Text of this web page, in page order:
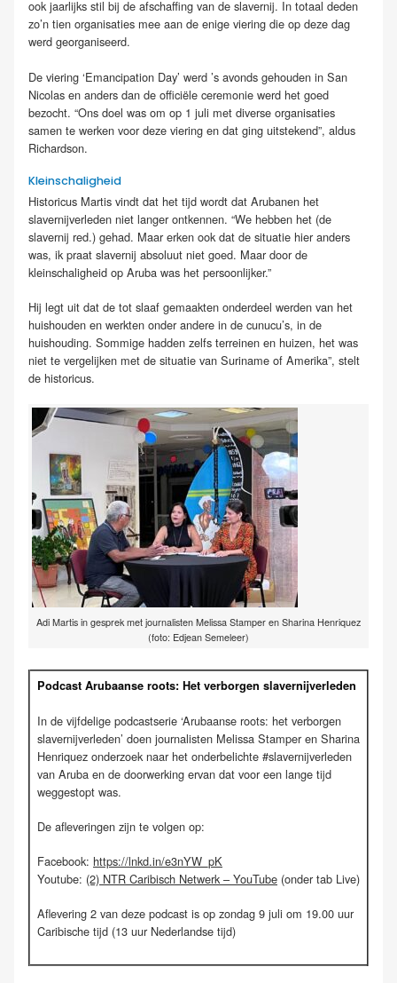
ook jaarlijks stil bij de afschaffing van de slavernij. In totaal deden
zo’n tien organisaties mee aan de enige viering die op deze dag
werd georganiseerd.
De viering ‘Emancipation Day’ werd ’s avonds gehouden in San
Nicolas en anders dan de officiële ceremonie werd het goed
bezocht. “Ons doel was om op 1 juli met diverse organisaties
samen te werken voor deze viering en dat ging uitstekend”, aldus
Richardson.
Kleinschaligheid
Historicus Martis vindt dat het tijd wordt dat Arubanen het
slavernijverleden niet langer ontkennen. “We hebben het (de
slavernij red.) gehad. Maar erken ook dat de situatie hier anders
was, ik praat slavernij absoluut niet goed. Maar door de
kleinschaligheid op Aruba was het persoonlijker.”
Hij legt uit dat de tot slaaf gemaakten onderdeel werden van het
huishouden en werkten onder andere in de cunucu’s, in de
huishouding. Sommige hadden zelfs terreinen en huizen, het was
niet te vergelijken met de situatie van Suriname of Amerika”, stelt
de historicus.
Adi Martis in gesprek met journalisten Melissa Stamper en Sharina Henriquez
(foto: Edjean Semeleer)
Podcast Arubaanse roots: Het verborgen slavernijverleden
In de vijfdelige podcastserie ‘Arubaanse roots: het verborgen
slavernijverleden’ doen journalisten Melissa Stamper en Sharina
Henriquez onderzoek naar het onderbelichte #slavernijverleden
van Aruba en de doorwerking ervan dat voor een lange tijd
weggestopt was.
De afleveringen zijn te volgen op:
Facebook: https://lnkd.in/e3nYW_pK
Youtube: (2) NTR Caribisch Netwerk – YouTube (onder tab Live)
Aflevering 2 van deze podcast is op zondag 9 juli om 19.00 uur
Caribische tijd (13 uur Nederlandse tijd)